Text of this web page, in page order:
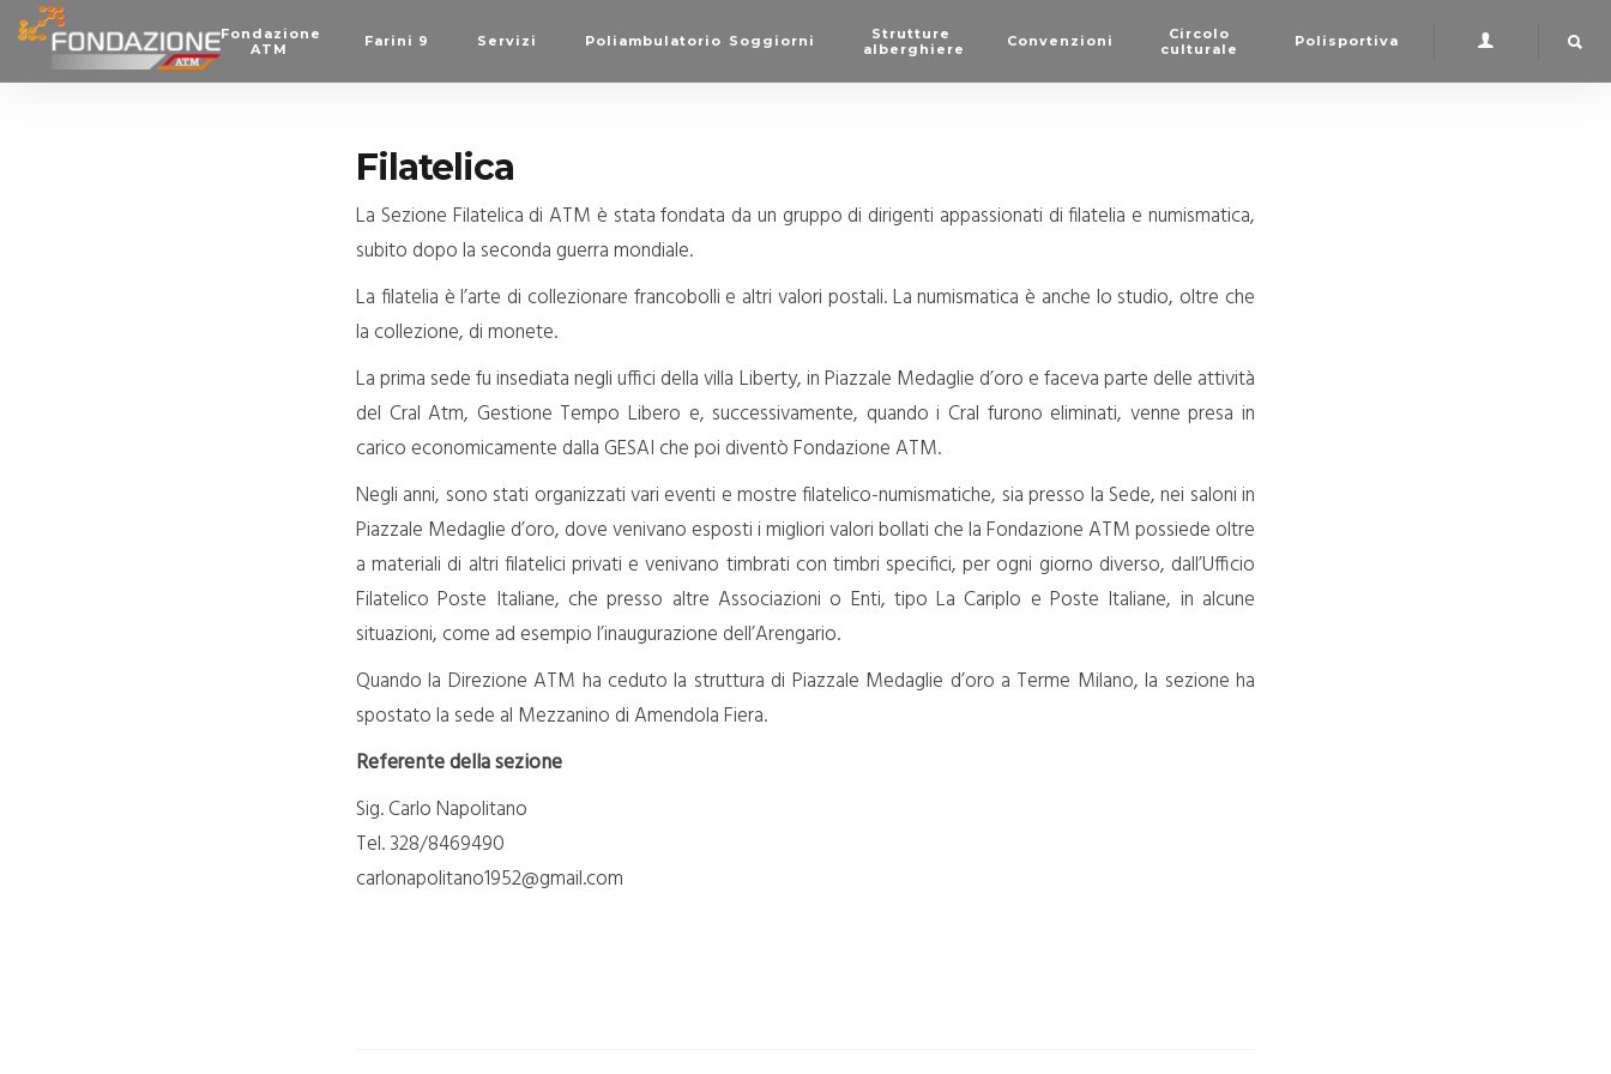
Fondazione
ATM
Farini 9 Servizi Poliambulatorio Soggiorni
Strutture
alberghiere
Convenzioni
Circolo
culturale
Polisportiva
Filatelica
La Sezione Filatelica di ATM è stata fondata da un gruppo di dirigenti appassionati di filatelia e numismatica,
subito dopo la seconda guerra mondiale.
La filatelia è l’arte di collezionare francobolli e altri valori postali. La numismatica è anche lo studio, oltre che
la collezione, di monete.
La prima sede fu insediata negli uffici della villa Liberty, in Piazzale Medaglie d’oro e faceva parte delle attività
del Cral Atm, Gestione Tempo Libero e, successivamente, quando i Cral furono eliminati, venne presa in
carico economicamente dalla GESAI che poi diventò Fondazione ATM.
Negli anni, sono stati organizzati vari eventi e mostre filatelico-numismatiche, sia presso la Sede, nei saloni in
Piazzale Medaglie d’oro, dove venivano esposti i migliori valori bollati che la Fondazione ATM possiede oltre
a materiali di altri filatelici privati e venivano timbrati con timbri specifici, per ogni giorno diverso, dall’Ufficio
Filatelico Poste Italiane, che presso altre Associazioni o Enti, tipo La Cariplo e Poste Italiane, in alcune
situazioni, come ad esempio l’inaugurazione dell’Arengario.
Quando la Direzione ATM ha ceduto la struttura di Piazzale Medaglie d’oro a Terme Milano, la sezione ha
spostato la sede al Mezzanino di Amendola Fiera.
Referente della sezione
Sig. Carlo Napolitano
Tel. 328/8469490
carlonapolitano1952@gmail.com